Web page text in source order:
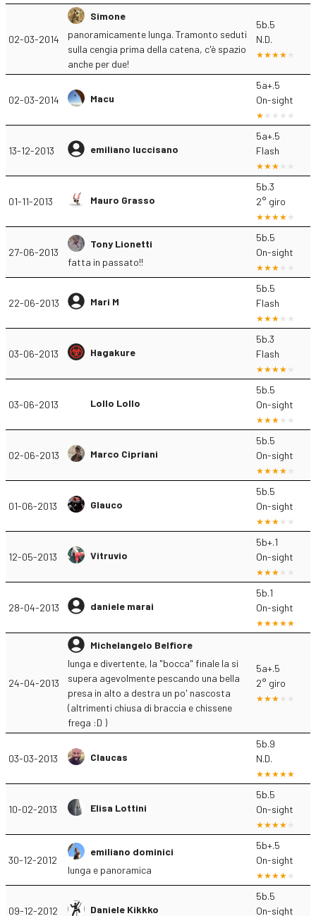
02-03-2014
Simone
panoramicamente lunga. Tramonto seduti
sulla cengia prima della catena, c'è spazio
anche per due!
5b.5
N.D.
02-03-2014 Macu
5a+.5
On-sight
13-12-2013 emiliano luccisano
5a+.5
Flash
01-11-2013 Mauro Grasso
5b.3
2° giro
27-06-2013
Tony Lionetti
fatta in passato!!
5b.5
On-sight
22-06-2013 Mari M
5b.5
Flash
03-06-2013 Hagakure
5b.3
Flash
03-06-2013 Lollo Lollo
5b.5
On-sight
02-06-2013 Marco Cipriani
5b.5
On-sight
01-06-2013 Glauco
5b.5
On-sight
12-05-2013 Vitruvio
5b+.1
On-sight
28-04-2013 daniele marai
5b.1
On-sight
24-04-2013
Michelangelo Belfiore
lunga e divertente, la "bocca" finale la si
supera agevolmente pescando una bella
presa in alto a destra un po' nascosta
(altrimenti chiusa di braccia e chissene
frega :D )
5a+.5
2° giro
03-03-2013 Claucas
5b.9
N.D.
10-02-2013 Elisa Lottini
5b.5
On-sight
30-12-2012
emiliano dominici
lunga e panoramica
5b+.5
On-sight
09-12-2012 Daniele Kikkko
5b.5
On-sight